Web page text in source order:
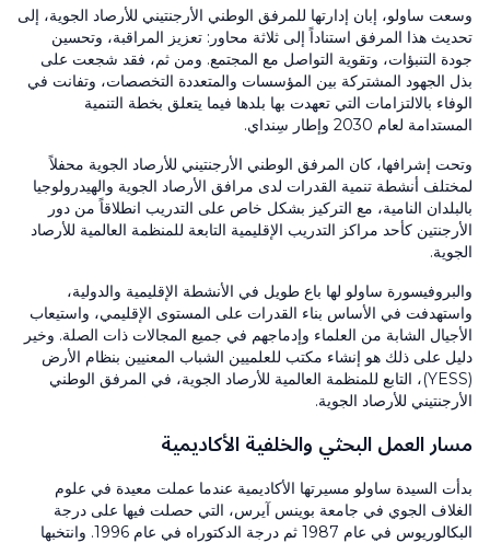
وسعت ساولو، إبان إدارتها للمرفق الوطني الأرجنتيني للأرصاد الجوية، إلى
تحديث هذا المرفق استناداً إلى ثلاثة محاور: تعزيز المراقبة، وتحسين
جودة التنبؤات، وتقوية التواصل مع المجتمع. ومن ثم، فقد شجعت على
بذل الجهود المشتركة بين المؤسسات والمتعددة التخصصات، وتفانت في
الوفاء بالالتزامات التي تعهدت بها بلدها فيما يتعلق بخطة التنمية
المستدامة لعام 2030 وإطار سِنداي.
وتحت إشرافها، كان المرفق الوطني الأرجنتيني للأرصاد الجوية محفلاً
لمختلف أنشطة تنمية القدرات لدى مرافق الأرصاد الجوية والهيدرولوجيا
بالبلدان النامية، مع التركيز بشكل خاص على التدريب انطلاقاً من دور
الأرجنتين كأحد مراكز التدريب الإقليمية التابعة للمنظمة العالمية للأرصاد
الجوية.
والبروفيسورة ساولو لها باع طويل في الأنشطة الإقليمية والدولية،
واستهدفت في الأساس بناء القدرات على المستوى الإقليمي، واستيعاب
الأجيال الشابة من العلماء وإدماجهم في جميع المجالات ذات الصلة. وخير
دليل على ذلك هو إنشاء مكتب للعلميين الشباب المعنيين بنظام الأرض
(YESS)، التابع للمنظمة العالمية للأرصاد الجوية، في المرفق الوطني
الأرجنتيني للأرصاد الجوية.
مسار العمل البحثي والخلفية الأكاديمية
بدأت السيدة ساولو مسيرتها الأكاديمية عندما عملت معيدة في علوم
الغلاف الجوي في جامعة بوينس آيرس، التي حصلت فيها على درجة
البكالوريوس في عام 1987 ثم درجة الدكتوراه في عام 1996. وانتخبها